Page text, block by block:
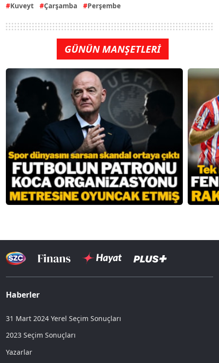
Kuveyt
Çarşamba Perşembe
GÜNÜN MANŞETLERİ
Haberler
31 Mart 2024 Yerel Seçim Sonuçları
2023 Seçim Sonuçları
Yazarlar